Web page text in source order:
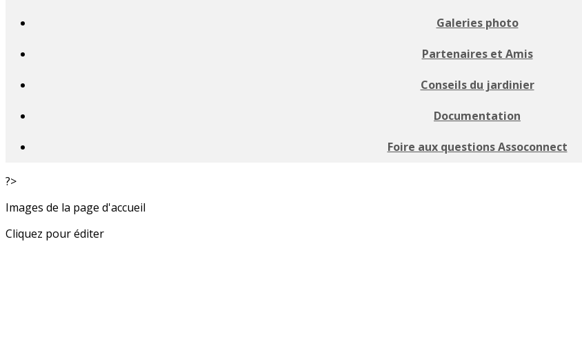
Galeries photo
Partenaires et Amis
Conseils du jardinier
Documentation
Foire aux questions Assoconnect
?>
Images de la page d'accueil
Cliquez pour éditer